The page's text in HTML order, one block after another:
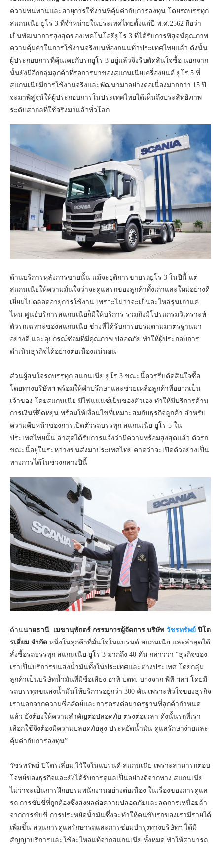
ความทนทานและอายุการใช้งานที่คุ้มค่ากับการลงทุน โดยรถบรรทุก
สแกนเนีย ยูโร 3 ที่จำหน่ายในประเทศไทยตั้งแต่ปี พ.ศ.2562 ถือว่า
เป็นพัฒนาการสูงสุดของเทคโนโลยียูโร 3 ที่ได้รับการพิสูจน์คุณภาพ
ความคุ้มค่าในการใช้งานจริงบนท้องถนนทั่วประเทศไทยแล้ว ดังนั้น
ผู้ประกอบการที่คุ้นเคยกับรถยูโร 3 อยู่แล้วจึงรีบตัดสินใจซื้อ นอกจาก
นั้นยังมีอีกกลุ่มลูกค้าที่รอการมาของสแกนเนียเครื่องยนต์ ยูโร 5 ที่
สแกนเนียมีการใช้งานจริงและพัฒนามาอย่างต่อเนื่องมากกว่า 15 ปี
จะมาพิสูจน์ให้ผู้ประกอบการในประเทศไทยได้เห็นถึงประสิทธิภาพ
ระดับสากลที่ใช้จริงมาแล้วทั่วโลก
ด้านบริการหลังการขายนั้น แม้จะยุติการขายรถยูโร 3 ในปีนี้ แต่
สแกนเนียให้ความมั่นใจว่าจะดูแลรถของลูกค้าทั้งเก่าและใหม่อย่างดี
เยี่ยมไปตลอดอายุการใช้งาน เพราะไม่ว่าจะเป็นอะไหล่รุ่นเก่าแค่
ไหน ศูนย์บริการสแกนเนียก็มีให้บริการ รวมถึงมีโปรแกรมวิเคราะห์
ตัวรถเฉพาะของสแกนเนีย ช่างที่ได้รับการอบรมตามมาตรฐานมา
อย่างดี และอุปกรณ์ซ่อมที่มีคุณภาพ ปลอดภัย ทำให้ผู้ประกอบการ
ดำเนินธุรกิจได้อย่างต่อเนื่องแน่นอน
ส่วนผู้สนใจรถบรรทุก สแกนเนีย ยูโร 3 ขณะนี้ควรรีบตัดสินใจซื้อ
โดยทางบริษัทฯ พร้อมให้คำปรึกษาและช่วยเหลือลูกค้าที่อยากเป็น
เจ้าของ โดยสแกนเนีย มีไฟแนนซ์เป็นของตัวเอง ทำให้มีบริการด้าน
การเงินที่ยืดหยุ่น พร้อมให้เงื่อนไขที่เหมาะสมกับธุรกิจลูกค้า สำหรับ
ความคืบหน้าของการเปิดตัวรถบรรทุก สแกนเนีย ยูโร 5 ใน
ประเทศไทยนั้น ล่าสุดได้รับการแจ้งว่ามีความพร้อมสูงสุดแล้ว ตัวรถ
ขณะนี้อยู่ในระหว่างขนส่งมาประเทศไทย คาดว่าจะเปิดตัวอย่างเป็น
ทางการได้ในช่วงกลางปีนี้
ด้านนายธานี เมฆานุพักตร์ กรรมการผู้จัดการ บริษัท วัชรทรัพย์ ปิโต
รเลี่ยม จำกัด หนึ่งในลูกค้าที่มั่นใจในแบรนด์ สแกนเนีย และล่าสุดได้
สั่งซื้อรถบรรทุก สแกนเนีย ยูโร 3 มากถึง 40 คัน กล่าวว่า “ธุรกิจของ
เราเป็นบริการขนส่งน้ำมันทั้งในประเทศและต่างประเทศ โดยกลุ่ม
ลูกค้าเป็นบริษัทน้ำมันที่มีชื่อเสียง อาทิ ปตท. บางจาก พีที ฯลฯ โดยมี
รถบรรทุกขนส่งน้ำมันให้บริการอยู่กว่า 300 คัน เพราะหัวใจของธุรกิจ
เรานอกจากความซื่อสัตย์และการตรงต่อมาตรฐานที่ลูกค้ากำหนด
แล้ว ยังต้องให้ความสำคัญต่อปลอดภัย ตรงต่อเวลา ดังนั้นรถที่เรา
เลือกใช้จึงต้องมีความปลอดภัยสูง ประหยัดน้ำมัน ดูแลรักษาง่ายและ
คุ้มค่ากับการลงทุน”
วัชรทรัพย์ ปิโตรเลี่ยม ไว้ใจในแบรนด์ สแกนเนีย เพราะสามารถตอบ
โจทย์ของธุรกิจและยังได้รับการดูแลเป็นอย่างดีจากทาง สแกนเนีย
ไม่ว่าจะเป็นการฝึกอบรมพนักงานอย่างต่อเนื่อง ในเรื่องของการดูแล
รถ การขับขี่ที่ถูกต้องซึ่งส่งผลต่อความปลอดภัยและลดการเหนื่อยล้า
จากการขับขี่ การประหยัดน้ำมันซึ่งจะทำให้คนขับรถของเรามีรายได้
เพิ่มขึ้น ส่วนการดูแลรักษารถและการซ่อมบำรุงทางบริษัทฯ ได้มี
สัญญาบริการและใช้อะไหล่แท้จากสแกนเนีย ทั้งหมด ทำให้สามารถ